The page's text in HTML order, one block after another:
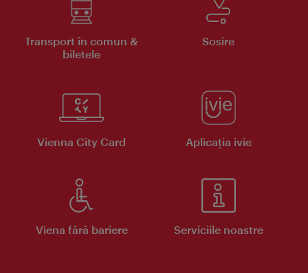
Transport în comun &
biletele
Sosire
Vienna City Card Aplicaţia ivie
Viena fără bariere Serviciile noastre